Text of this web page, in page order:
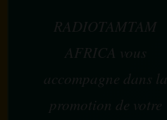
RADIOTAMTAM
AFRICA vous
accompagne dans la
promotion de votre